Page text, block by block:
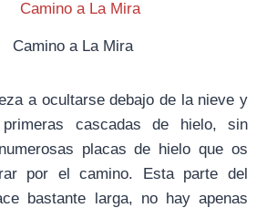
Camino a La Mira
a ocultarse debajo de la nieve y
cascadas de hielo, sin
placas de hielo que os
por el camino. Esta parte del
bastante larga, no hay apenas